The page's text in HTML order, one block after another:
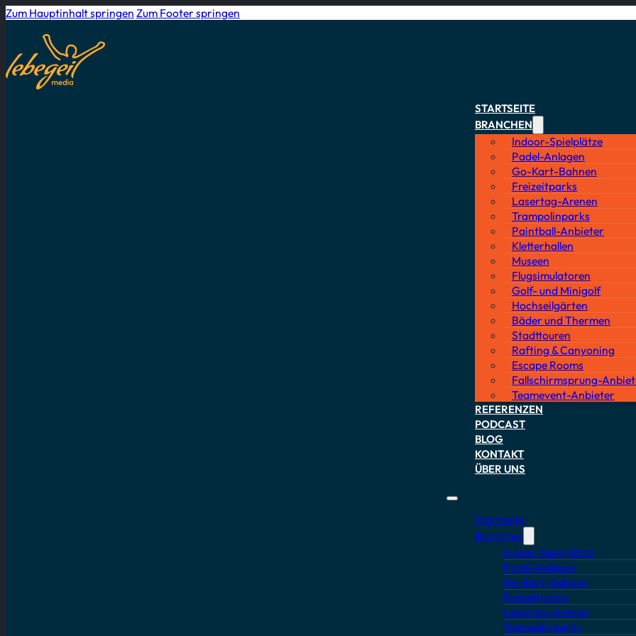
Zum Hauptinhalt springen Zum Footer springen
STARTSEITE
BRANCHEN
Indoor-Spielplätze
Padel-Anlagen
Go-Kart-Bahnen
Freizeitparks
Lasertag-Arenen
Trampolinparks
Paintball-Anbieter
Kletterhallen
Museen
Flugsimulatoren
Golf- und Minigolf
Hochseilgärten
Bäder und Thermen
Stadttouren
Rafting & Canyoning
Escape Rooms
Fallschirmsprung-
Teamevent-Anbieter
REFERENZEN
PODCAST
BLOG
KONTAKT
ÜBER UNS
Startseite
Branchen
Indoor-Spielplätze
Padel-Anlagen
Go-Kart-Bahnen
Freizeitparks
Lasertag-Arenen
Trampolinparks
STARTSEITE/ PODCAST
CHRISTOPH
EROBERT
20. August 2025